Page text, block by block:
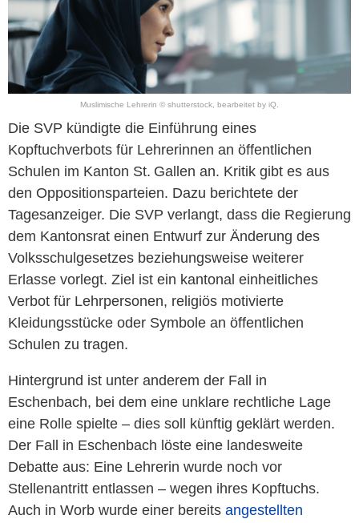
Muslimische Lehrerin © shutterstock, bearbeitet by iQ.
Die SVP kündigte die Einführung eines
Kopftuchverbots für Lehrerinnen an öffentlichen
Schulen im Kanton St. Gallen an. Kritik gibt es aus
den Oppositionsparteien. Dazu berichtete der
Tagesanzeiger. Die SVP verlangt, dass die Regierung
dem Kantonsrat einen Entwurf zur Änderung des
Volksschulgesetzes beziehungsweise weiterer
Erlasse vorlegt. Ziel ist ein kantonal einheitliches
Verbot für Lehrpersonen, religiös motivierte
Kleidungsstücke oder Symbole an öffentlichen
Schulen zu tragen.
Hintergrund ist unter anderem der Fall in
Eschenbach, bei dem eine unklare rechtliche Lage
eine Rolle spielte – dies soll künftig geklärt werden.
Der Fall in Eschenbach löste eine landesweite
Debatte aus: Eine Lehrerin wurde noch vor
Stellenantritt entlassen – wegen ihres Kopftuchs.
Auch in Worb wurde einer bereits angestellten